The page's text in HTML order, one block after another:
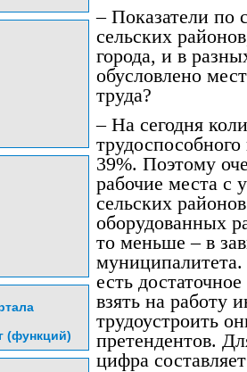
– Показатели по
сельских
города, и в
обусловлено
труда?
– На сегодня
трудоспособного
39%. Поэтому
рабочие места с
сельских
оборудованных
то меньше – в
есть
взять на работу
трудоустроить
претендентов.
цифра